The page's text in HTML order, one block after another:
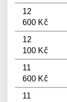
12
600 Kč
12
100 Kč
11
600 Kč
11